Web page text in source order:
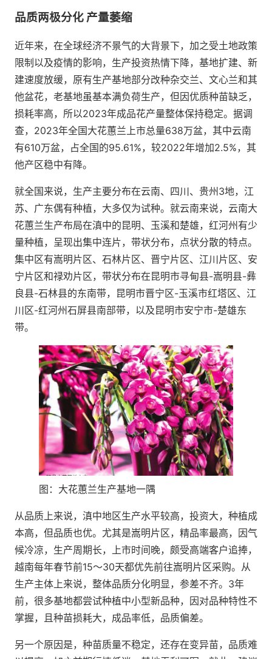
品质两极分化 产量萎缩
近年来，在全球经济不景气的大背景下，加之受土地政策
限制以及疫情的影响，生产投资热情下降，基地扩建、新
建速度放缓，原有生产基地部分改种杂交兰、文心兰和其
他盆花，老基地虽基本满负荷生产，但因优质种苗缺乏，
损耗率高，所以2023年成品花产量整体保持稳定。据调
查，2023年全国大花蕙兰上市总量638万盆，其中云南
有610万盆，占全国的95.61%，较2022年增加2.5%，其
他产区稳中有降。
就全国来说，生产主要分布在云南、四川、贵州3地，江
苏、广东偶有种植，大多仅为试种。就云南来说，云南大
花蕙兰生产布局在滇中的昆明、玉溪和楚雄，红河州有少
量种植，呈现出集中连片，带状分布，点状分散的特点。
集中区有嵩明片区、石林片区、晋宁片区、江川片区、安
宁片区和禄劝片区，带状分布在昆明市寻甸县-嵩明县-彝
良县-石林县的东南带，昆明市晋宁区-玉溪市红塔区、江
川区-红河州石屏县南部带，以及昆明市安宁市-楚雄东
带。
图：大花蕙兰生产基地一隅
从品质上来说，滇中地区生产水平较高，投资大，种植成
本高，但品质也优。尤其是嵩明片区，精品率最高，因气
候冷凉，生产周期长，上市时间晚，颇受高端客户追捧，
越南每年春节前15～30天都优先前往嵩明片区采购。从
生产主体上来说，整体品质分化明显，参差不齐。3年
前，很多基地都尝试种植中小型新品种，因对品种特性不
掌握，且种苗损耗大，成品率低，品质偏差。
另一个原因是，种苗质量不稳定，还存在变异苗，品质难